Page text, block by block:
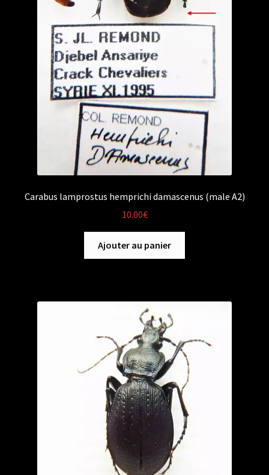
Carabus lamprostus hemprichi damascenus (male A2)
10.00€
Ajouter au panier